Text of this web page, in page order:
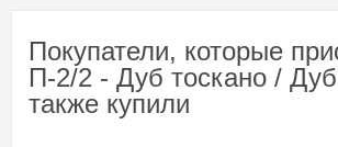
Покупатели, которые
П-2/2 - Дуб тоскано / Дуб
также купили